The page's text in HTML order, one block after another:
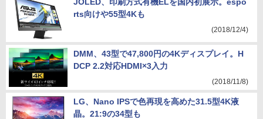
rts向けや55型4Kも
(2018/12/4)
DMM、43型で47,800円の4Kディスプレイ。H
DCP 2.2対応HDMI×3入力
(2018/11/8)
LG、Nano IPSで色再現を高めた31.5型4K液
晶。21:9の34型も